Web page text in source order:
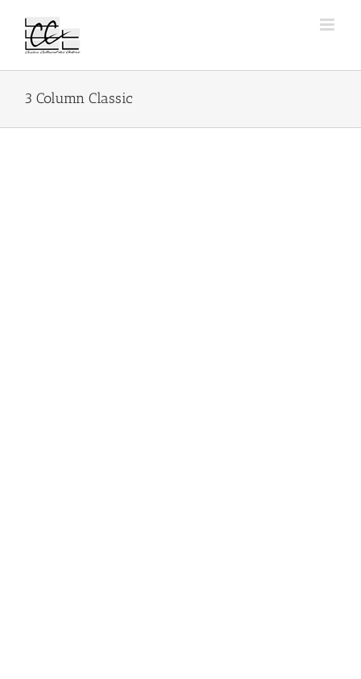
contenu
3 Column Classic